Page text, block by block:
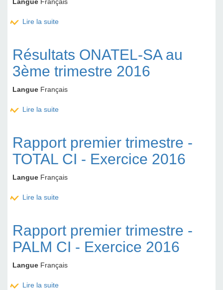
Langue Français
Lire la suite
Résultats ONATEL-SA au
3ème trimestre 2016
Langue Français
Lire la suite
Rapport premier trimestre -
TOTAL CI - Exercice 2016
Langue Français
Lire la suite
Rapport premier trimestre -
PALM CI - Exercice 2016
Langue Français
Lire la suite